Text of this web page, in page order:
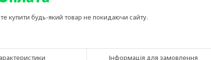
купити будь-який товар не покидаючи сайту.
Інформація для замовлення